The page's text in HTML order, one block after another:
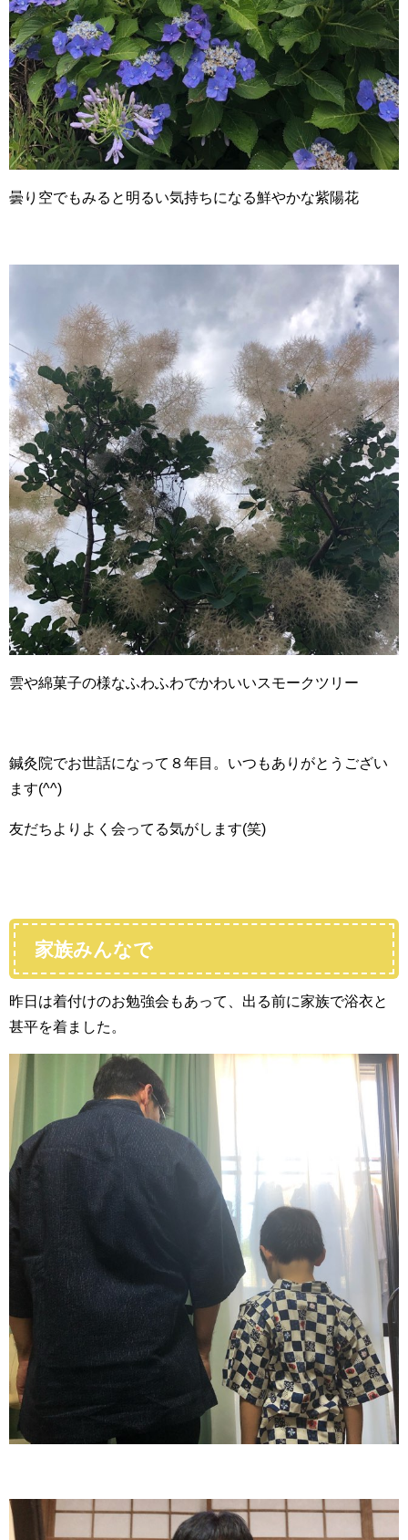
曇り空でもみると明るい気持ちになる鮮やかな紫陽花
雲や綿菓子の様なふわふわでかわいいスモークツリー
鍼灸院でお世話になって８年目。いつもありがとうござい
ます(^^)
友だちよりよく会ってる気がします(笑)
家族みんなで
昨日は着付けのお勉強会もあって、出る前に家族で浴衣と
甚平を着ました。